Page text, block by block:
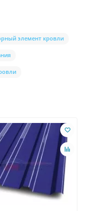
элемент кровли